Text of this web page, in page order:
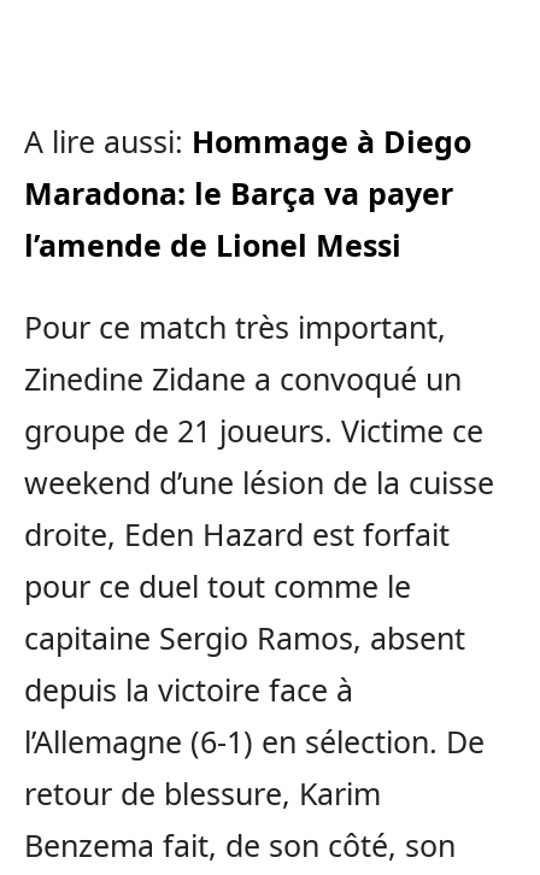
A lire aussi: Hommage à Diego
Maradona: le Barça va payer
l’amende de Lionel Messi
Pour ce match très important,
Zinedine Zidane a convoqué un
groupe de 21 joueurs. Victime ce
weekend d’une lésion de la cuisse
droite, Eden Hazard est forfait
pour ce duel tout comme le
capitaine Sergio Ramos, absent
depuis la victoire face à
l’Allemagne (6-1) en sélection. De
retour de blessure, Karim
Benzema fait, de son côté, son